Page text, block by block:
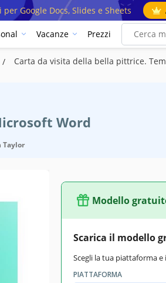
Google Docs, Slides e Sheets
Vacanze Prezzi
Carta da visita della bella pittrice.
Word
Taylor
Modello
Scarica il modello
Scegli la tua piattaforma
PIATTAFORMA